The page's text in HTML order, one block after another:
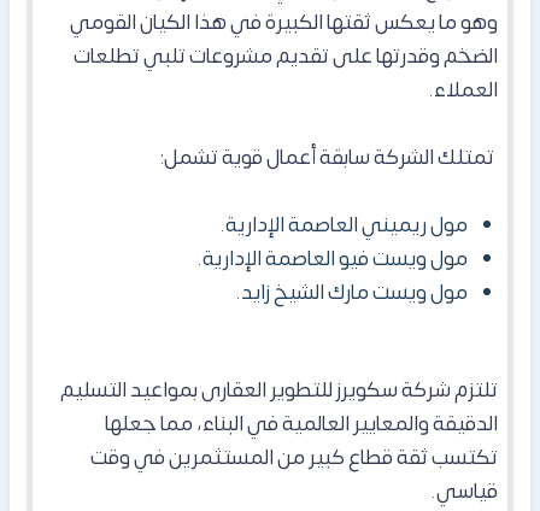
وهو ما يعكس ثقتها الكبيرة في هذا الكيان القومي
الضخم وقدرتها على تقديم مشروعات تلبي تطلعات
العملاء.
تمتلك الشركة سابقة أعمال قوية تشمل:
​مول ريميني العاصمة الإدارية.
​مول ويست فيو العاصمة الإدارية.
​مول ويست مارك الشيخ زايد.
​تلتزم شركة سكويرز للتطوير العقارى بمواعيد التسليم
الدقيقة والمعايير العالمية في البناء، مما جعلها
تكتسب ثقة قطاع كبير من المستثمرين في وقت
قياسي.